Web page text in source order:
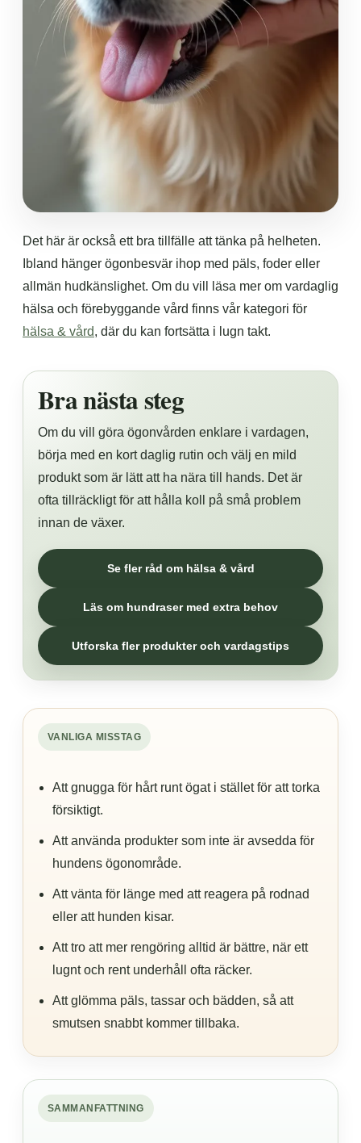
Det här är också ett bra tillfälle att tänka på helheten.
Ibland hänger ögonbesvär ihop med päls, foder eller
allmän hudkänslighet. Om du vill läsa mer om vardaglig
hälsa och förebyggande vård finns vår kategori för
hälsa & vård, där du kan fortsätta i lugn takt.
Bra nästa steg
Om du vill göra ögonvården enklare i vardagen,
börja med en kort daglig rutin och välj en mild
produkt som är lätt att ha nära till hands. Det är
ofta tillräckligt för att hålla koll på små problem
innan de växer.
Se fler råd om hälsa & vård
Läs om hundraser med extra behov
Utforska fler produkter och vardagstips
VANLIGA MISSTAG
Att gnugga för hårt runt ögat i stället för att torka
försiktigt.
Att använda produkter som inte är avsedda för
hundens ögonområde.
Att vänta för länge med att reagera på rodnad
eller att hunden kisar.
Att tro att mer rengöring alltid är bättre, när ett
lugnt och rent underhåll ofta räcker.
Att glömma päls, tassar och bädden, så att
smutsen snabbt kommer tillbaka.
SAMMANFATTNING